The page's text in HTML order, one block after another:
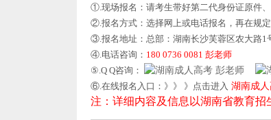
①.现场报名：请考生带好第二代身份证原件
②.报名方式：选择网上或电话报名，再在规
③.报名地址：总部：湖南长沙芙蓉区农大路1
④.电话咨询： 180 0736 0081 彭老师
⑤.Q Q咨询：
彭老师
⑥.在线报名入口：》》 》点击进入 湖南成
注：详细内容及信息以湖南省教育招